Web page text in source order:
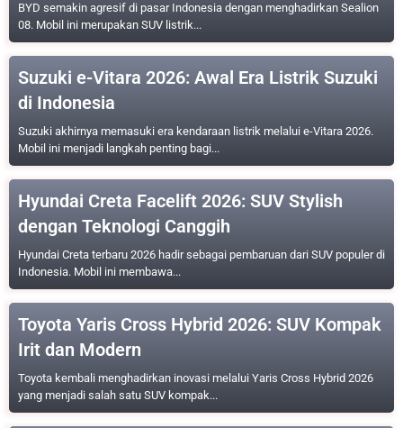
BYD semakin agresif di pasar Indonesia dengan menghadirkan Sealion
08. Mobil ini merupakan SUV listrik...
Suzuki e-Vitara 2026: Awal Era Listrik Suzuki
di Indonesia
Suzuki akhirnya memasuki era kendaraan listrik melalui e-Vitara 2026.
Mobil ini menjadi langkah penting bagi...
Hyundai Creta Facelift 2026: SUV Stylish
dengan Teknologi Canggih
Hyundai Creta terbaru 2026 hadir sebagai pembaruan dari SUV populer di
Indonesia. Mobil ini membawa...
Toyota Yaris Cross Hybrid 2026: SUV Kompak
Irit dan Modern
Toyota kembali menghadirkan inovasi melalui Yaris Cross Hybrid 2026
yang menjadi salah satu SUV kompak...